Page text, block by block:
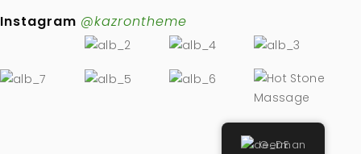
Instagram @kazrontheme
German